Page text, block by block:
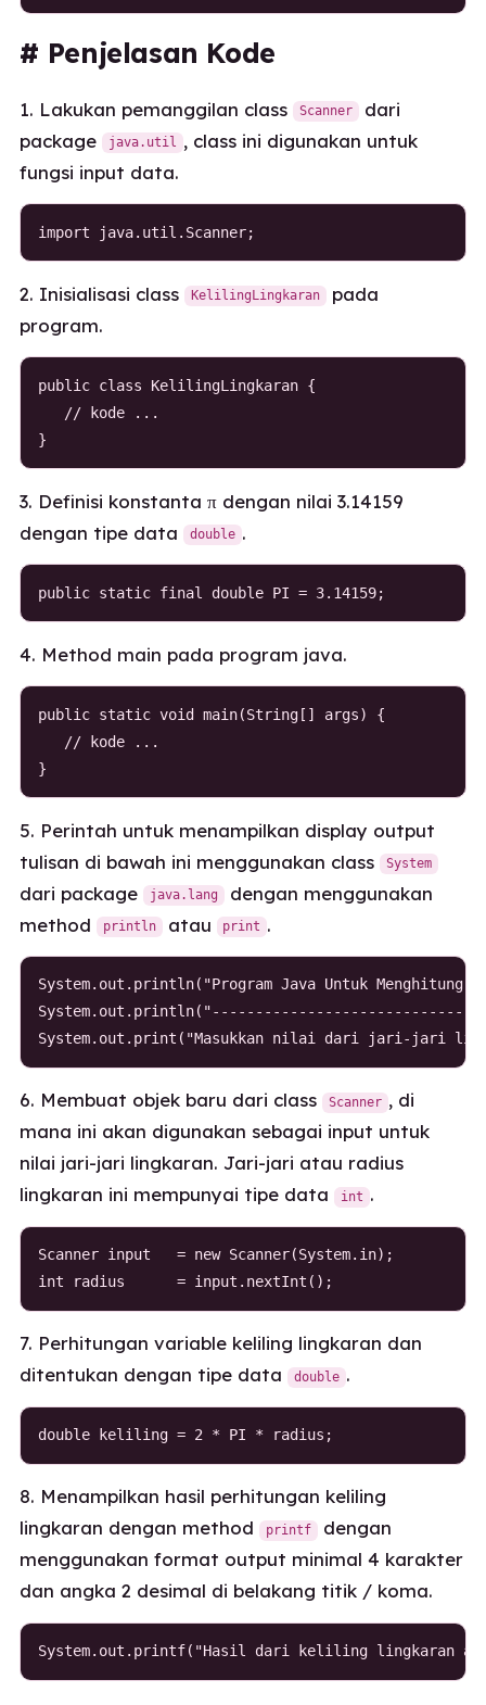
# Penjelasan Kode
1. Lakukan pemanggilan class Scanner dari
package java.util , class ini digunakan untuk
fungsi input data.
import java.util.Scanner;
2. Inisialisasi class KelilingLingkaran pada
program.
public class KelilingLingkaran {
   // kode ...
}
3. Definisi konstanta π dengan nilai 3.14159
dengan tipe data double .
public static final double PI = 3.14159;
4. Method main pada program java.
public static void main(String[] args) {
   // kode ...
}
5. Perintah untuk menampilkan display output
tulisan di bawah ini menggunakan class System
dari package java.lang dengan menggunakan
method println atau print .
System.out.println("Program Java Untuk
System.out.print("Masukkan nilai dari jari-jari
6. Membuat objek baru dari class Scanner , di
mana ini akan digunakan sebagai input untuk
nilai jari-jari lingkaran. Jari-jari atau radius
lingkaran ini mempunyai tipe data int .
Scanner input   = new Scanner(System.in);
int radius      = input.nextInt();
7. Perhitungan variable keliling lingkaran dan
ditentukan dengan tipe data double .
double keliling = 2 * PI * radius;
8. Menampilkan hasil perhitungan keliling
lingkaran dengan method printf dengan
menggunakan format output minimal 4 karakter
dan angka 2 desimal di belakang titik / koma.
System.out.printf("Hasil dari keliling lingkaran